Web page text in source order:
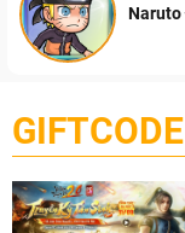
Naruto
GIFTCODE